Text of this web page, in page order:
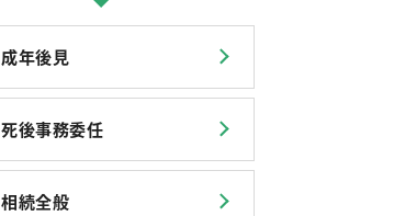
成年後見
死後事務委任
相続全般